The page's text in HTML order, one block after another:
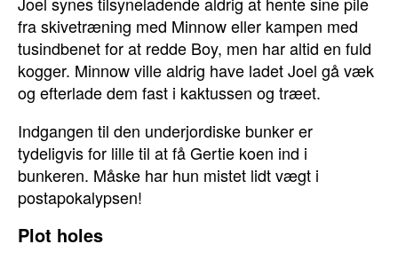
fra skivetræning med Minnow eller kampen med
tusindbenet for at redde Boy, men har altid en fuld
kogger. Minnow ville aldrig have ladet Joel gå væk
og efterlade dem fast i kaktussen og træet.
Indgangen til den underjordiske bunker er
tydeligvis for lille til at få Gertie koen ind i
bunkeren. Måske har hun mistet lidt vægt i
postapokalypsen!
Plot holes